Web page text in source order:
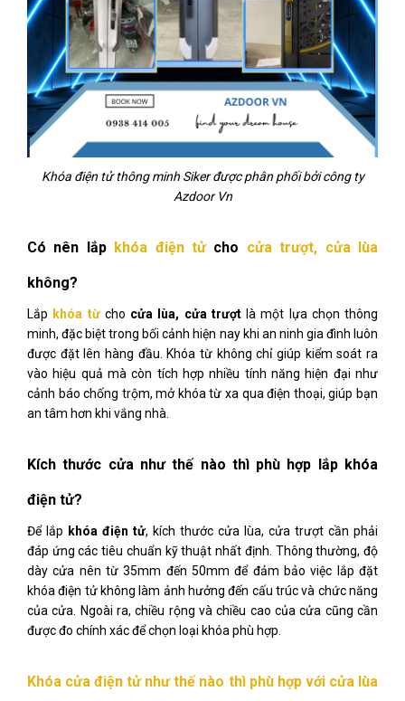
Khóa điện tử thông minh Siker được phân phối bởi công ty
Azdoor Vn
Có nên lắp khóa điện tửcho cửa trượt, cửa lùa
không?
Lắp khóa từcho cửa lùa, cửa trượtlà một lựa chọn thông
minh, đặc biệt trong bối cảnh hiện nay khi an ninh gia đình luôn
được đặt lên hàng đầu. Khóa từ không chỉ giúp kiểm soát ra
vào hiệu quả mà còn tích hợp nhiều tính năng hiện đại như
cảnh báo chống trộm, mở khóa từ xa qua điện thoại, giúp bạn
an tâm hơn khi vắng nhà.
Kích thước cửa như thế nào thì phù hợp lắp khóa
điện tử?
Để lắp khóa điện tử, kích thước cửa lùa, cửa trượt cần phải
đáp ứng các tiêu chuẩn kỹ thuật nhất định. Thông thường, độ
dày cửa nên từ 35mm đến 50mm để đảm bảo việc lắp đặt
khóa điện tử không làm ảnh hưởng đến cấu trúc và chức năng
của cửa. Ngoài ra, chiều rộng và chiều cao của cửa cũng cần
được đo chính xác để chọn loại khóa phù hợp.
Khóa cửa điện tử như thế nào thì phù hợp với cửa lùa